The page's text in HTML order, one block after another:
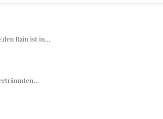
Rain ist in…